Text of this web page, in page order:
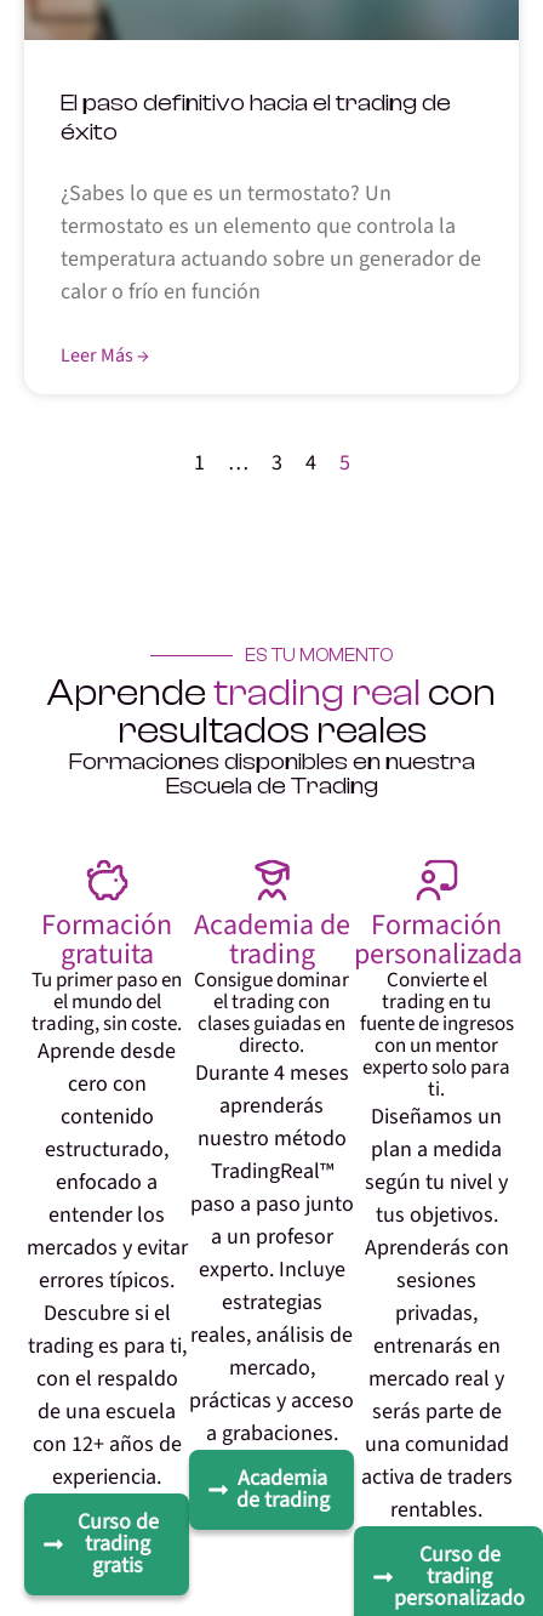
El paso definitivo hacia el trading de
éxito
¿Sabes lo que es un termostato? Un
termostato es un elemento que controla la
temperatura actuando sobre un generador de
calor o frío en función
Leer Más →
1 … 3 4 5
ES TU MOMENTO
Aprendetrading real con
resultados reales
Formaciones disponibles en nuestra
Escuela de Trading
Formación
gratuita
Tu primer paso en
el mundo del
trading, sin coste.
Aprende desde
cero con
contenido
estructurado,
enfocado a
entender los
mercados y evitar
errores típicos.
Descubre si el
trading es para ti,
con el respaldo
de una escuela
con 12+ años de
experiencia.
Curso de
trading
gratis
Academia de
trading
Consigue dominar
el trading con
clases guiadas en
directo.
Durante 4 meses
aprenderás
nuestro método
TradingReal™
paso a paso junto
a un profesor
experto. Incluye
estrategias
reales, análisis de
mercado,
prácticas y acceso
a grabaciones.
Academia
de trading
Formación
personalizada
Convierte el
trading en tu
fuente de ingresos
con un mentor
experto solo para
ti.
Diseñamos un
plan a medida
según tu nivel y
tus objetivos.
Aprenderás con
sesiones
privadas,
entrenarás en
mercado real y
serás parte de
una comunidad
activa de traders
rentables.
Curso de
trading
personalizado